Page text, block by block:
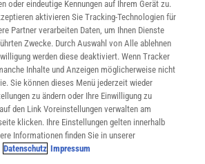
oder eindeutige Kennungen auf Ihrem Gerät zu.
aktivieren Sie Tracking-Technologien für
Partner verarbeiten Daten, um Ihnen Dienste
Zwecke. Durch Auswahl von Alle ablehnen
werden diese deaktiviert. Wenn Tracker
Inhalte und Anzeigen möglicherweise nicht
Sie können dieses Menü jederzeit wieder
zu ändern oder Ihre Einwilligung zu
den Link Voreinstellungen verwalten am
klicken. Ihre Einstellungen gelten innerhalb
Informationen finden Sie in unserer
Datenschutz Impressum